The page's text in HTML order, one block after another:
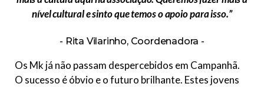
nível cultural e sinto que temos o apoio para isso.”
Rita Vilarinho, Coordenadora
Os Mk já não passam despercebidos em Campanhã.
O sucesso é óbvio e o futuro brilhante. Estes jovens